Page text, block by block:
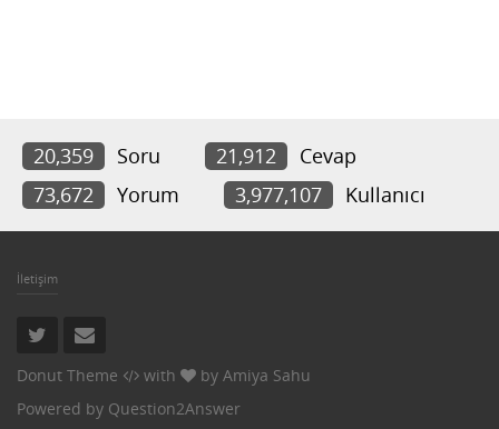
20,359 Soru 21,912
Cevap
73,672
Yorum 3,977,107 Kullanıcı
İletişim
Donut Theme with by Amiya Sahu
Powered by Question2Answer